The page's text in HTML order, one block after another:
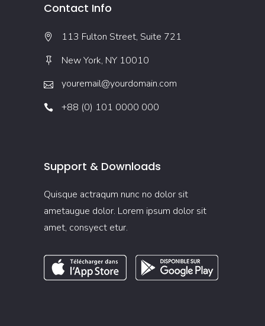
Contact Info
113 Fulton Street, Suite 721
New York, NY 10010
youremail@yourdomain.com
+88 (0) 101 0000 000
Support & Downloads
Quisque actraqum nunc no dolor sit
ametaugue dolor. Lorem ipsum dolor sit
amet, consyect etur.